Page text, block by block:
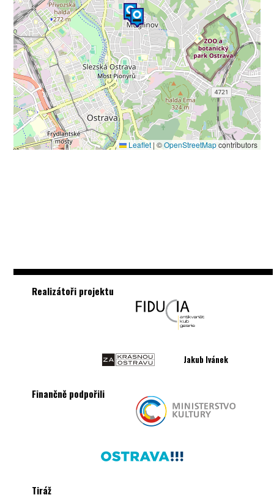
Leaflet |©OpenStreetMapcontributors
Realizátoři projektu
Jakub Ivánek
Finančně podpořili
Tiráž